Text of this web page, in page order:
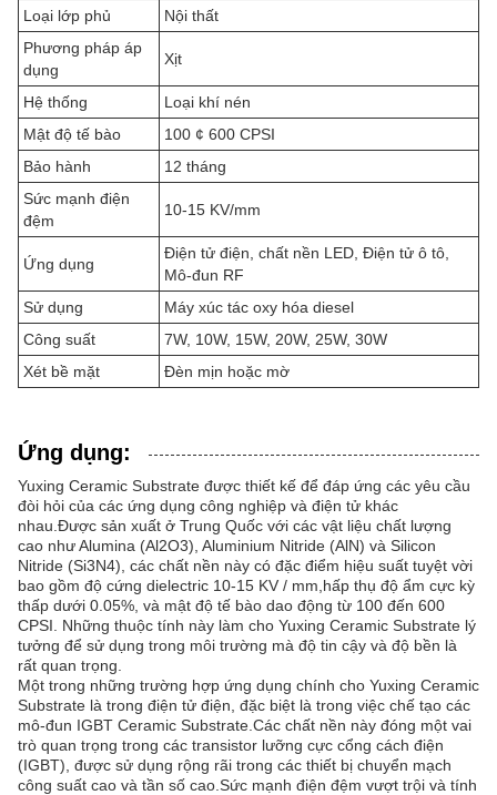
Loại lớp phủ
Nội thất
Phương pháp áp
dụng
Xịt
Hệ thống
Loại khí nén
Mật độ tế bào
100 ¢ 600 CPSI
Bảo hành
12 tháng
Sức mạnh điện
đệm
10-15 KV/mm
Ứng dụng
Điện tử điện, chất nền LED, Điện tử ô tô,
Mô-đun RF
Sử dụng
Máy xúc tác oxy hóa diesel
Công suất
7W, 10W, 15W, 20W, 25W, 30W
Xét bề mặt
Đèn mịn hoặc mờ
Ứng dụng:
Yuxing Ceramic Substrate được thiết kế để đáp ứng các yêu cầu
đòi hỏi của các ứng dụng công nghiệp và điện tử khác
nhau.Được sản xuất ở Trung Quốc với các vật liệu chất lượng
cao như Alumina (Al2O3), Aluminium Nitride (AlN) và Silicon
Nitride (Si3N4), các chất nền này có đặc điểm hiệu suất tuyệt vời
bao gồm độ cứng dielectric 10-15 KV / mm,hấp thụ độ ẩm cực kỳ
thấp dưới 0.05%, và mật độ tế bào dao động từ 100 đến 600
CPSI. Những thuộc tính này làm cho Yuxing Ceramic Substrate lý
tưởng để sử dụng trong môi trường mà độ tin cậy và độ bền là
rất quan trọng.
Một trong những trường hợp ứng dụng chính cho Yuxing Ceramic
Substrate là trong điện tử điện, đặc biệt là trong việc chế tạo các
mô-đun IGBT Ceramic Substrate.Các chất nền này đóng một vai
trò quan trọng trong các transistor lưỡng cực cổng cách điện
(IGBT), được sử dụng rộng rãi trong các thiết bị chuyển mạch
công suất cao và tần số cao.Sức mạnh điện đệm vượt trội và tính